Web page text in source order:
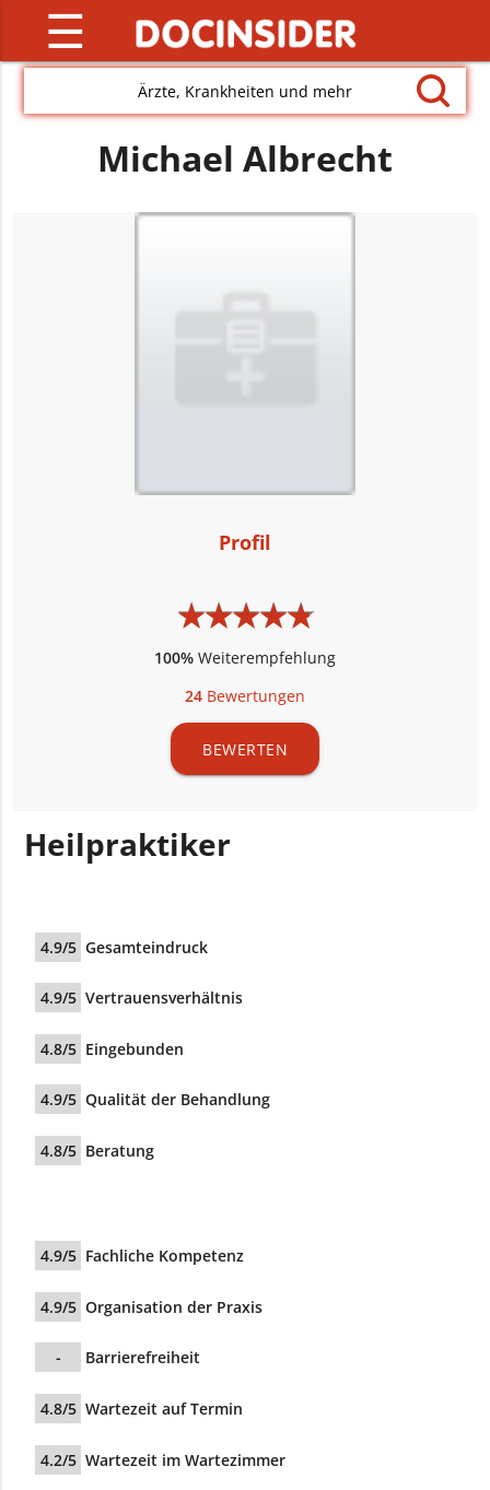
☰
Ärzte, Krankheiten und mehr
Michael Albrecht
Profil
★★★★★
★★★★★
100% Weiterempfehlung
24 Bewertungen
BEWERTEN
Heilpraktiker
4.9/5 Gesamteindruck
4.9/5 Vertrauensverhältnis
4.8/5 Eingebunden
4.9/5 Qualität der Behandlung
4.8/5 Beratung
4.9/5 Fachliche Kompetenz
4.9/5 Organisation der Praxis
- Barrierefreiheit
4.8/5 Wartezeit auf Termin
4.2/5 Wartezeit im Wartezimmer